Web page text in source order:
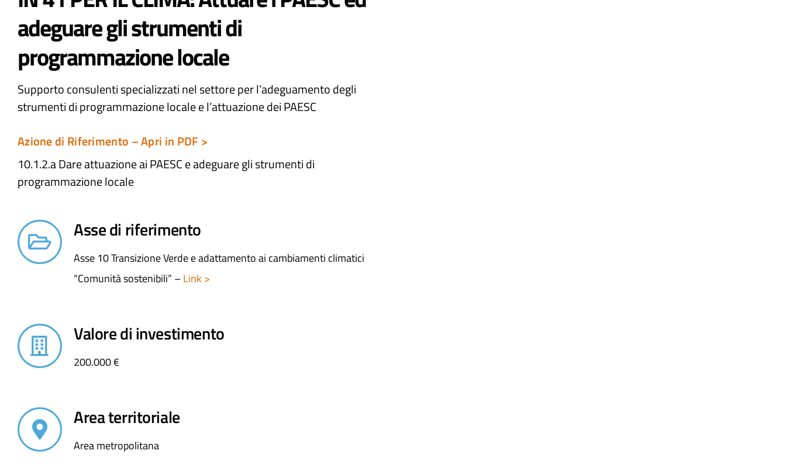
adeguare gli strumenti di
programmazione locale
Supporto consulenti specializzati nel settore per l’adeguamento degli
strumenti di programmazione locale e l’attuazione dei PAESC
Azione di Riferimento – Apri in PDF >
10.1.2.a Dare attuazione ai PAESC e adeguare gli strumenti di
programmazione locale​
Asse di riferimento
Asse 10 Transizione Verde e adattamento ai cambiamenti climatici
“Comunità sostenibili” –Link >
Valore di investimento
200.000 €
Area territoriale
Area metropolitana